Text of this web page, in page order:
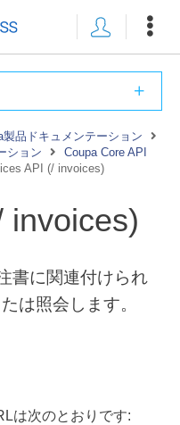
製品ドキュメンテーション
ション
Coupa Core API
API (/ invoices)
invoices)
書に関連付けられ
は照会します。
は次のとおりです: